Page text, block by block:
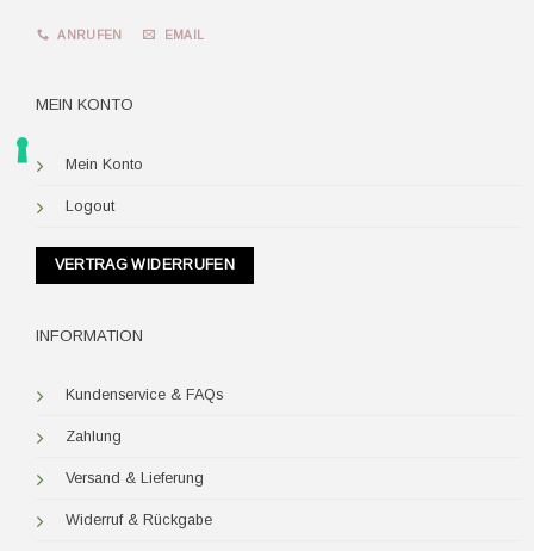
ANRUFEN EMAIL
MEIN KONTO
Mein Konto
Logout
VERTRAG WIDERRUFEN
INFORMATION
Kundenservice & FAQs
Zahlung
Versand & Lieferung
Widerruf & Rückgabe